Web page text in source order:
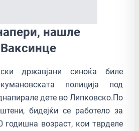
нашле
државјани синоќа биле
полиција под
дете во Липковско.По
бидејќи се работело за
возраст, кои тврделе